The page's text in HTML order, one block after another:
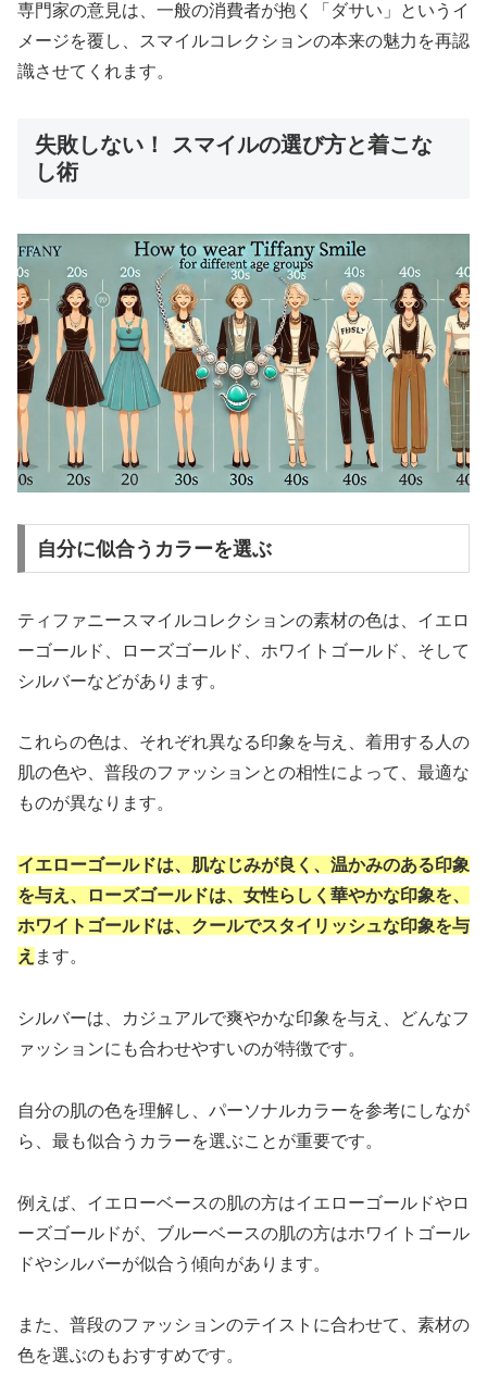
専門家の意見は、一般の消費者が抱く「ダサい」というイ
メージを覆し、スマイルコレクションの本来の魅力を再認
識させてくれます。
失敗しない！ スマイルの選び方と着こな
し術
自分に似合うカラーを選ぶ
ティファニースマイルコレクションの素材の色は、イエロ
ーゴールド、ローズゴールド、ホワイトゴールド、そして
シルバーなどがあります。
これらの色は、それぞれ異なる印象を与え、着用する人の
肌の色や、普段のファッションとの相性によって、最適な
ものが異なります。
イエローゴールドは、肌なじみが良く、温かみのある印象
を与え、ローズゴールドは、女性らしく華やかな印象を、
ホワイトゴールドは、クールでスタイリッシュな印象を与
え ます。
シルバーは、カジュアルで爽やかな印象を与え、どんなフ
ァッションにも合わせやすいのが特徴です。
自分の肌の色を理解し、パーソナルカラーを参考にしなが
ら、最も似合うカラーを選ぶことが重要です。
例えば、イエローベースの肌の方はイエローゴールドやロ
ーズゴールドが、ブルーベースの肌の方はホワイトゴール
ドやシルバーが似合う傾向があります。
また、普段のファッションのテイストに合わせて、素材の
色を選ぶのもおすすめです。